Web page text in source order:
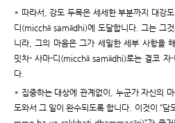
* 따라서, 강도 두목은 세세한 부분까지 대강
디(micchā samādhi)에 도달합니다. 그는 그
니라, 그의 마음은 그가 세밀한 세부 사항을
밋차- 사마-디(micchā samādhi)로는 결코 자
다.
* 집중하는 대상에 관계없이, 누군가 자신의
도와서 그 일이 완수되도록 합니다. 이것이 “